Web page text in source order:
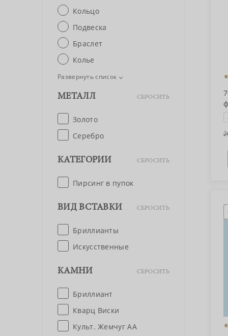
Кольцо
Подвеска
Браслет
Колье
Развернуть список
МЕТАЛЛ СБРОСИТЬ
Золото
Серебро
КАТЕГОРИИ СБРОСИТЬ
Пирсинг в пупок
ВИД ВСТАВКИ СБРОСИТЬ
Бриллианты
Искусственные
КАМНИ СБРОСИТЬ
Бриллиант
Кварц Виски
Культ. Жемчуг АА